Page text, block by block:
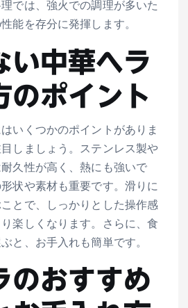
では、強火での調理が多いた
能を存分に発揮します。
い中華ヘラ
のポイント
いくつかのポイントがありま
しましょう。ステンレス製や
久性が高く、熱にも強いで
状や素材も重要です。滑りに
とで、しっかりとした操作感
楽しくなります。さらに、食
と、お手入れも簡単です。
のおすすめ